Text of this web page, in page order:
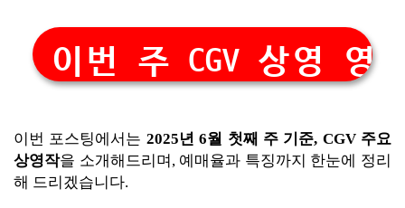
이번 주 CGV 상영 영
이번 포스팅에서는 2025년 6월 첫째 주 기준, CGV 주요
상영작을 소개해드리며, 예매율과 특징까지 한눈에 정리
해 드리겠습니다.